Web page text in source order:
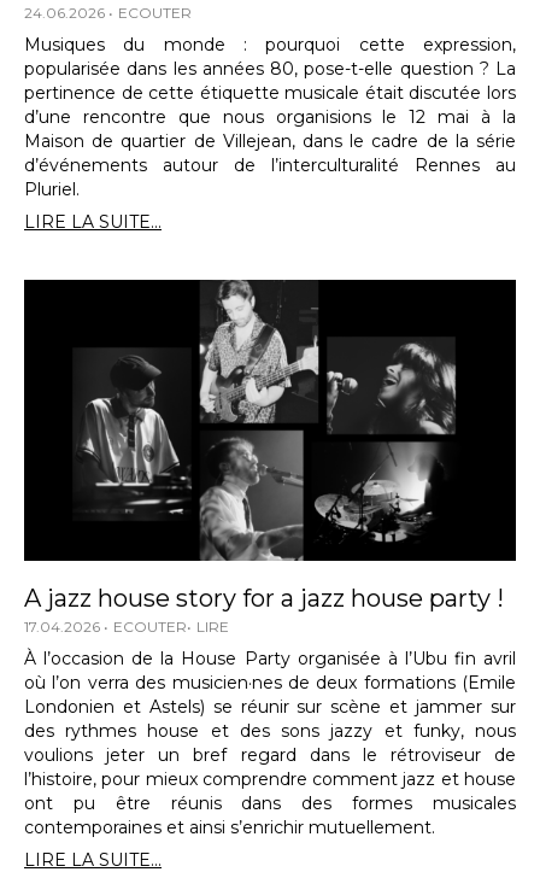
24.06.2026 ECOUTER
Musiques du monde : pourquoi cette expression,
popularisée dans les années 80, pose-t-elle question ? La
pertinence de cette étiquette musicale était discutée lors
d’une rencontre que nous organisions le 12 mai à la
Maison de quartier de Villejean, dans le cadre de la série
d’événements autour de l’interculturalité Rennes au
Pluriel.
LIRE LA SUITE...
A jazz house story for a jazz house party !
17.04.2026 ECOUTER LIRE
À l’occasion de la House Party organisée à l’Ubu fin avril
où l’on verra des musicien·nes de deux formations (Emile
Londonien et Astels) se réunir sur scène et jammer sur
des rythmes house et des sons jazzy et funky, nous
voulions jeter un bref regard dans le rétroviseur de
l’histoire, pour mieux comprendre comment jazz et house
ont pu être réunis dans des formes musicales
contemporaines et ainsi s’enrichir mutuellement.
LIRE LA SUITE...